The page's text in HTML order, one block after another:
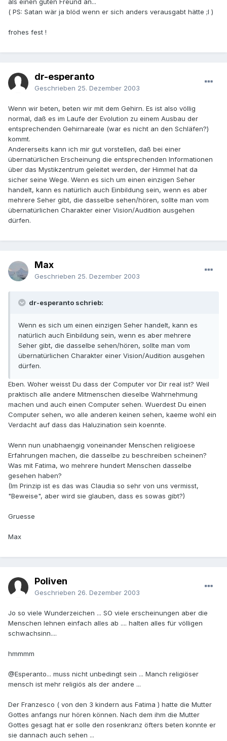
als einen guten Freund an...
( PS: Satan wär ja blöd wenn er sich anders verausgabt hätte ;I )
frohes fest !
dr-esperanto
Geschrieben 25. Dezember 2003
Wenn wir beten, beten wir mit dem Gehirn. Es ist also völlig
normal, daß es im Laufe der Evolution zu einem Ausbau der
entsprechenden Gehirnareale (war es nicht an den Schläfen?)
kommt.
Andererseits kann ich mir gut vorstellen, daß bei einer
übernatürlichen Erscheinung die entsprechenden Informationen
über das Mystikzentrum geleitet werden, der Himmel hat da
sicher seine Wege. Wenn es sich um einen einzigen Seher
handelt, kann es natürlich auch Einbildung sein, wenn es aber
mehrere Seher gibt, die dasselbe sehen/hören, sollte man vom
übernatürlichen Charakter einer Vision/Audition ausgehen
dürfen.
Max
Geschrieben 25. Dezember 2003
dr-esperanto schrieb:
Wenn es sich um einen einzigen Seher handelt, kann es
natürlich auch Einbildung sein, wenn es aber mehrere
Seher gibt, die dasselbe sehen/hören, sollte man vom
übernatürlichen Charakter einer Vision/Audition ausgehen
dürfen.
Eben. Woher weisst Du dass der Computer vor Dir real ist? Weil
praktisch alle andere Mitmenschen dieselbe Wahrnehmung
machen und auch einen Computer sehen. Wuerdest Du einen
Computer sehen, wo alle anderen keinen sehen, kaeme wohl ein
Verdacht auf dass das Haluzination sein koennte.
Wenn nun unabhaengig voneinander Menschen religioese
Erfahrungen machen, die dasselbe zu beschreiben scheinen?
Was mit Fatima, wo mehrere hundert Menschen dasselbe
gesehen haben?
(Im Prinzip ist es das was Claudia so sehr von uns vermisst,
"Beweise", aber wird sie glauben, dass es sowas gibt?)
Gruesse
Max
Poliven
Geschrieben 26. Dezember 2003
Jo so viele Wunderzeichen ... SO viele erscheinungen aber die
Menschen lehnen einfach alles ab .... halten alles für völligen
schwachsinn....
hmmmm
@Esperanto... muss nicht unbedingt sein ... Manch religiöser
mensch ist mehr religiös als der andere ...
Der Franzesco ( von den 3 kindern aus Fatima ) hatte die Mutter
Gottes anfangs nur hören können. Nach dem ihm die Mutter
Gottes gesagt hat er solle den rosenkranz öfters beten konnte er
sie dannach auch sehen ...